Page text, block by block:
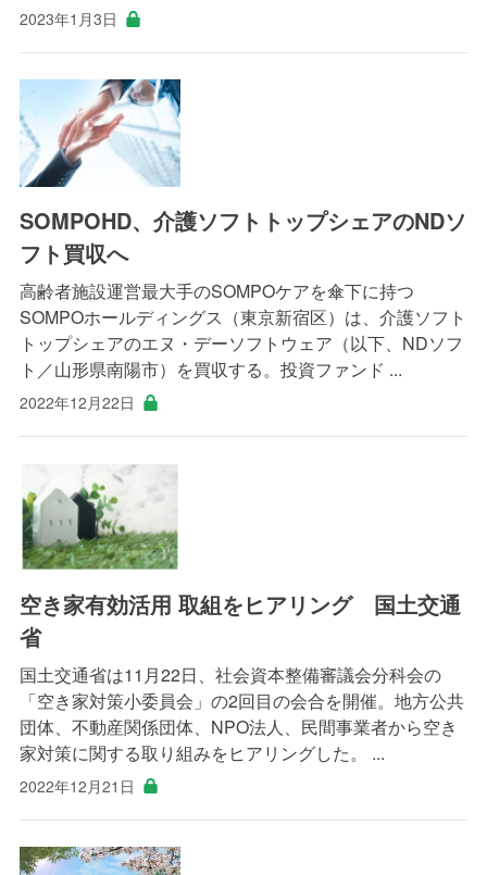
2023年1月3日
SOMPOHD、介護ソフトトップシェアのNDソ
フト買収へ
高齢者施設運営最大手のSOMPOケアを傘下に持つ
SOMPOホールディングス（東京新宿区）は、介護ソフト
トップシェアのエヌ・デーソフトウェア（以下、NDソフ
ト／山形県南陽市）を買収する。投資ファンド ...
2022年12月22日
空き家有効活用 取組をヒアリング 国土交通
省
国土交通省は11月22日、社会資本整備審議会分科会の
「空き家対策小委員会」の2回目の会合を開催。地方公共
団体、不動産関係団体、NPO法人、民間事業者から空き
家対策に関する取り組みをヒアリングした。 ...
2022年12月21日